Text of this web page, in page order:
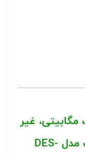
سوییچ 24 پورت مگابیتی، غیر
مدیریتی و رکمونت دی-لینک مدل DES-